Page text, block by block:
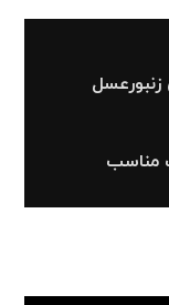
زنبورعسل
مناسب